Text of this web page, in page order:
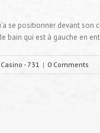
se positionner devant
bain qui est à gauche en
- 731 | 0 Comments